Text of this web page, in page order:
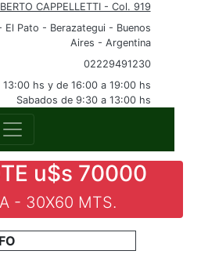
CAPPELLETTI - Col. 919
El Pato - Berazategui - Buenos
Aires - Argentina
02229491230
hs y de 16:00 a 19:00 hs
Sabados de 9:30 a 13:00 hs
u$s 70000
- 30X60 MTS.